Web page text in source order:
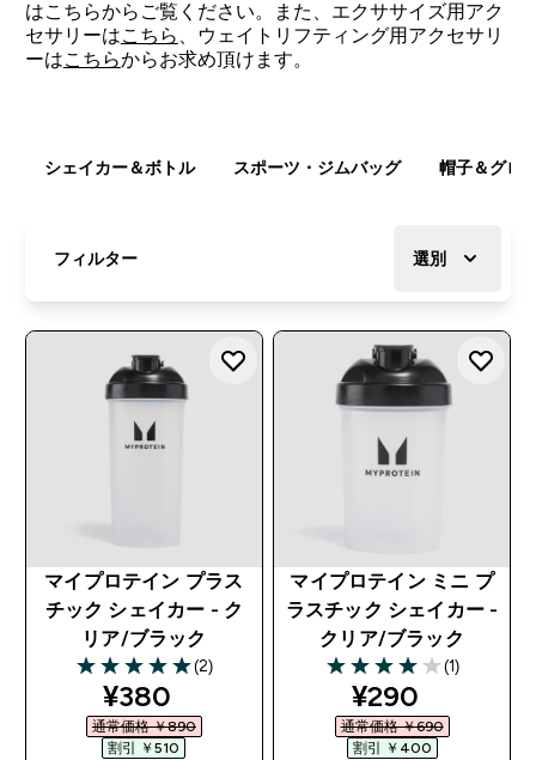
はこちらからご覧ください。また、エクササイズ用アク
セサリーはこちら
、ウェイトリフティング用アクセサリ
ーはこちらからお求め頂けます。
シェイカー＆ボトル スポーツ・ジムバッグ 帽子＆グロ
フィルター 選別
マイプロテイン プラス
チック シェイカー - ク
リア/ブラック
5 out of 5 stars
(2)
discounted price
¥380‎
通常価格 ￥890‎
割引 ￥510‎
マイプロテイン ミニ プ
ラスチック シェイカー -
クリア/ブラック
4 out of 5 stars
(1)
discounted
¥290‎
通常価格 ￥690‎
割引 ￥400‎